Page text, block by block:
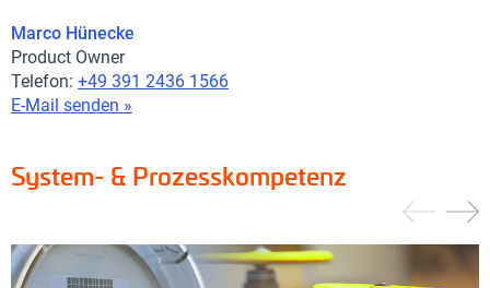
Marco Hünecke
Product Owner
Telefon: +49 391 2436 1566
E-Mail senden »
System- & Prozesskompetenz